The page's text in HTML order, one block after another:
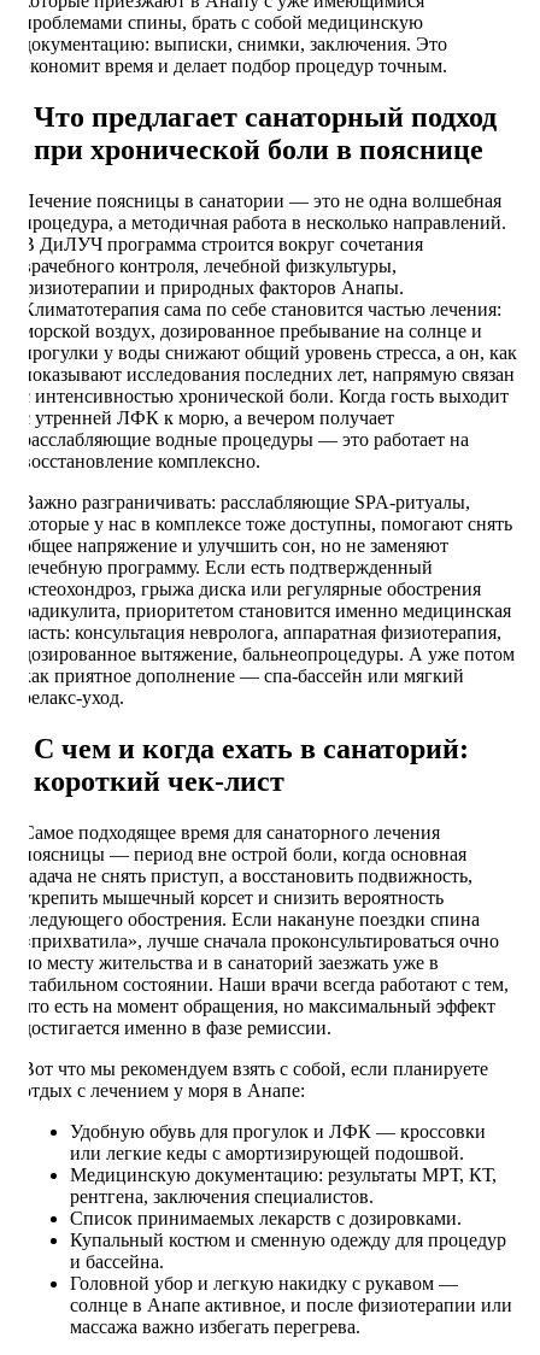
проблемами спины, брать с собой медицинскую
документацию: выписки, снимки, заключения. Это
экономит время и делает подбор процедур точным.
Что предлагает санаторный подход
при хронической боли в пояснице
Лечение поясницы в санатории — это не одна волшебная
процедура, а методичная работа в несколько направлений.
В ДиЛУЧ программа строится вокруг сочетания
врачебного контроля, лечебной физкультуры,
физиотерапии и природных факторов Анапы.
Климатотерапия сама по себе становится частью лечения:
морской воздух, дозированное пребывание на солнце и
прогулки у воды снижают общий уровень стресса, а он, как
показывают исследования последних лет, напрямую связан
с интенсивностью хронической боли. Когда гость выходит
с утренней ЛФК к морю, а вечером получает
расслабляющие водные процедуры — это работает на
восстановление комплексно.
Важно разграничивать: расслабляющие SPA-ритуалы,
которые у нас в комплексе тоже доступны, помогают снять
общее напряжение и улучшить сон, но не заменяют
лечебную программу. Если есть подтвержденный
остеохондроз, грыжа диска или регулярные обострения
радикулита, приоритетом становится именно медицинская
часть: консультация невролога, аппаратная физиотерапия,
дозированное вытяжение, бальнеопроцедуры. А уже потом
как приятное дополнение — спа-бассейн или мягкий
релакс-уход.
С чем и когда ехать в санаторий:
короткий чек-лист
Самое подходящее время для санаторного лечения
поясницы — период вне острой боли, когда основная
задача не снять приступ, а восстановить подвижность,
укрепить мышечный корсет и снизить вероятность
следующего обострения. Если накануне поездки спина
«прихватила», лучше сначала проконсультироваться очно
по месту жительства и в санаторий заезжать уже в
стабильном состоянии. Наши врачи всегда работают с тем,
что есть на момент обращения, но максимальный эффект
достигается именно в фазе ремиссии.
Вот что мы рекомендуем взять с собой, если планируете
отдых с лечением у моря в Анапе:
Удобную обувь для прогулок и ЛФК — кроссовки
или легкие кеды с амортизирующей подошвой.
Медицинскую документацию: результаты МРТ, КТ,
рентгена, заключения специалистов.
Список принимаемых лекарств с дозировками.
Купальный костюм и сменную одежду для процедур
и бассейна.
Головной убор и легкую накидку с рукавом —
солнце в Анапе активное, и после физиотерапии или
массажа важно избегать перегрева.